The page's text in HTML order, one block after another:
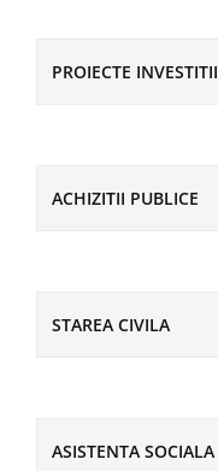
PROIECTE INVESTITII
ACHIZITII PUBLICE
STAREA CIVILA
ASISTENTA SOCIALA